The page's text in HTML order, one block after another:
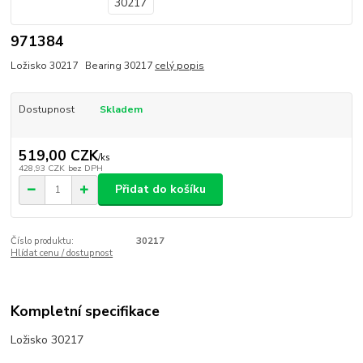
971384
Ložisko 30217 Bearing 30217 celý popis
Dostupnost Skladem
519,00 CZK/ks
428,93 CZK bez DPH
Přidat do košíku
Číslo produktu:
30217
Hlídat cenu / dostupnost
Kompletní specifikace
Ložisko 30217